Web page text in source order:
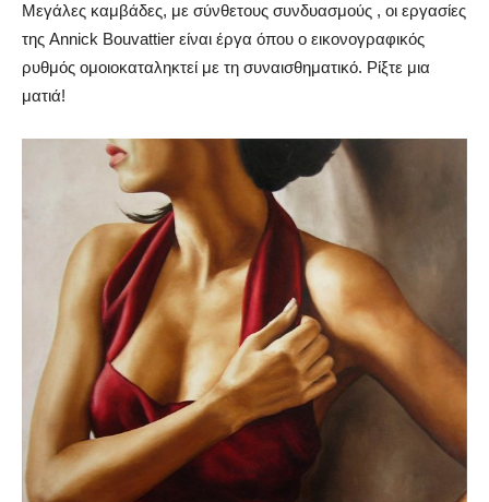
Μεγάλες καμβάδες, με σύνθετους συνδυασμούς , οι εργασίες
της Annick Bouvattier είναι έργα όπου ο εικονογραφικός
ρυθμός ομοιοκαταληκτεί με τη συναισθηματικό. Ρίξτε μια
ματιά!